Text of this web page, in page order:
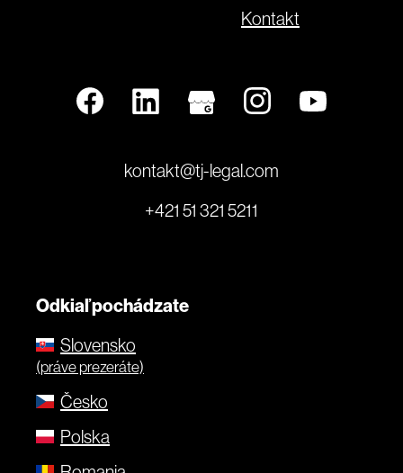
Kontakt
kontakt@tj-legal.com
+421 51 321 5211
Odkiaľ pochádzate
Slovensko
(práve prezeráte)
Česko
Polska